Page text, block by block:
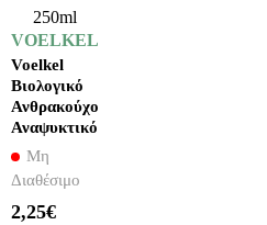
VOELKEL
Voelkel
Βιολογικό
Ανθρακούχο
Αναψυκτικό
με
Εκχύλισμα
Mate 250ml
Μη
Διαθέσιμο
2,25€